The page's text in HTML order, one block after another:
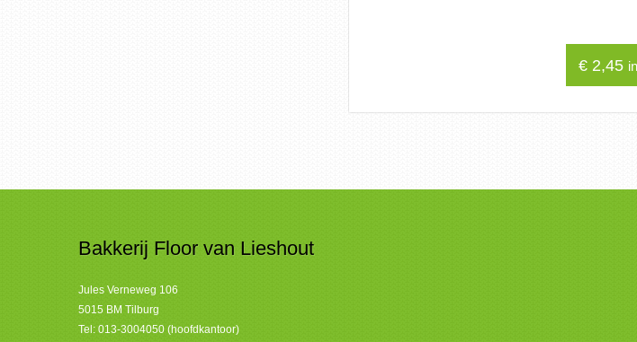
€2,45
Bakkerij Floor van Lieshout
Jules Verneweg 106
5015 BM Tilburg
Tel: 013-3004050 (hoofdkantoor)